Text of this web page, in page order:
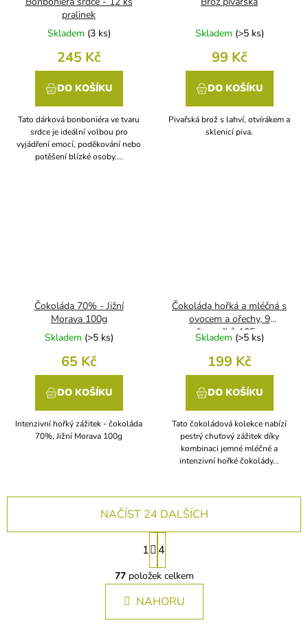
pralinek
Skladem (3 ks)
245 Kč
DO KOŠÍKU
Tato dárková bonboniéra ve tvaru
srdce je ideální volbou pro
vyjádření emocí, poděkování nebo
potěšení blízké osoby....
Skladem (>5 ks)
99 Kč
DO KOŠÍKU
Pivařská brož s lahví, otvírákem a
sklenicí piva.
Čokoláda 70% - Jižní
Morava 100g
Skladem (>5 ks)
65 Kč
DO KOŠÍKU
Intenzivní hořký zážitek - čokoláda
70%, Jižní Morava 100g
Čokoláda hořká a mléčná s
ovocem a ořechy, 9
čtverečků 105 g
Skladem (>5 ks)
199 Kč
DO KOŠÍKU
Tato čokoládová kolekce nabízí
pestrý chuťový zážitek díky
kombinaci jemné mléčné a
intenzivní hořké čokolády...
v
l
á
d
NAČÍST 24 DALŠÍCH
S
t
r
á
n
k
1 4
77položek celkem
NAHORU